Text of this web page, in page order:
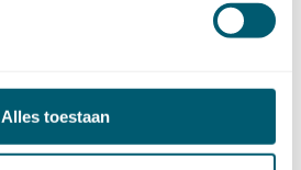
Alles toestaan